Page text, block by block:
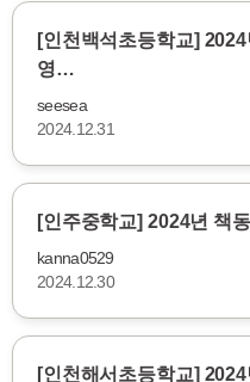
[인천백석초등학교]
영…
seesea
2024.12.31
[인주중학교] 2024년 책
kanna0529
2024.12.30
[인천해서초등학교]